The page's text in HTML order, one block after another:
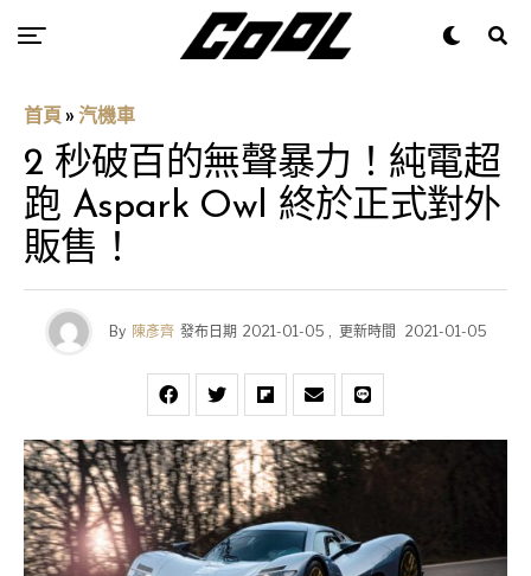
首頁 » 汽機車
2 秒破百的無聲暴力！純電超
跑 Aspark Owl 終於正式對外
販售！
By 陳彥齊 發布日期 2021-01-05 , 更新時間 2021-01-05